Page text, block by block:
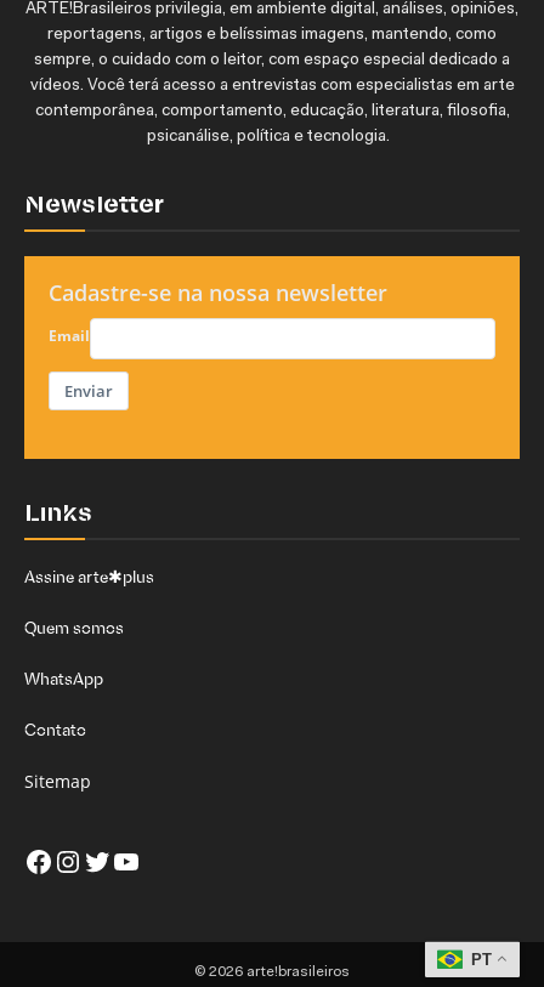
ARTE!Brasileiros privilegia, em ambiente digital, análises, opiniões,
reportagens, artigos e belíssimas imagens, mantendo, como
sempre, o cuidado com o leitor, com espaço especial dedicado a
vídeos. Você terá acesso a entrevistas com especialistas em arte
contemporânea, comportamento, educação, literatura, filosofia,
psicanálise, política e tecnologia.
Newsletter
Cadastre-se na nossa newsletter
Email
Enviar
Links
Assine arte✱plus
Quem somos
WhatsApp
Contato
Sitemap
Facebook
Instagram
Twitter
Youtube
© 2026 arte!brasileiros
PT